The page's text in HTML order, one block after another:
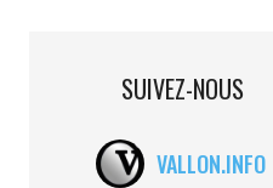
SUIVEZ-NOUS
VALLON.INFO